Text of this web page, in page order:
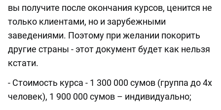
вы получите после окончания курсов, ценится не
только клиентами, но и зарубежными
заведениями. Поэтому при желании покорить
другие страны - этот документ будет как нельзя
кстати.
- Стоимость курса - 1 300 000 сумов (группа до 4х
человек), 1 900 000 сумов – индивидуально;